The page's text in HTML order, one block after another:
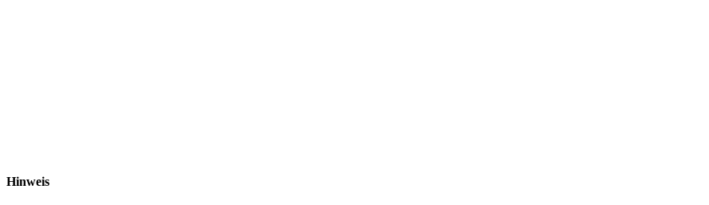
Hinweis